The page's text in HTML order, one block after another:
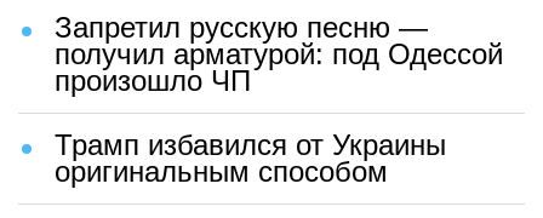
Запретил русскую песню —
получил арматурой: под Одессой
произошло ЧП
Трамп избавился от Украины
оригинальным способом